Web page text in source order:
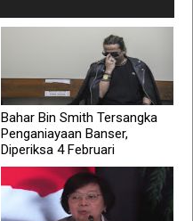
Bahar Bin Smith Tersangka
Penganiayaan Banser,
Diperiksa 4 Februari